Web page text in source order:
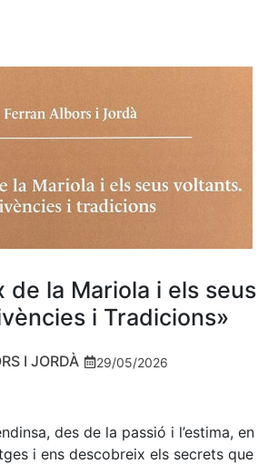
de la Mariola i els seus
i Tradicions»
I JORDÀ 29/05/2026
des de la passió i l’estima, en
i ens descobreix els secrets que